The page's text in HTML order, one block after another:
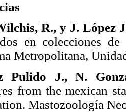
R., y J. López
en colecciones
Metropolitana,
Pulido
J., Ν.
from the mexican
Mastozoología